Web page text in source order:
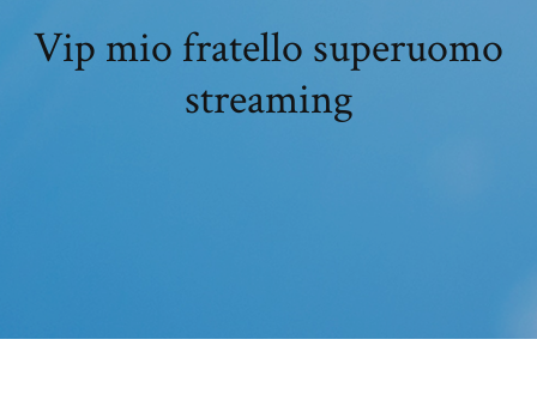
Vip mio fratello superuomo
streaming